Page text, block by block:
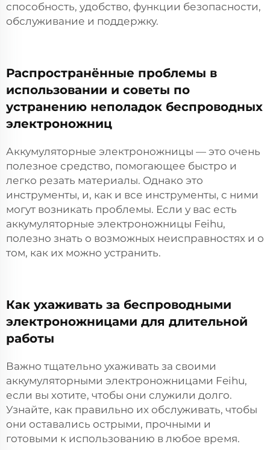
способность, удобство, функции безопасности,
обслуживание и поддержку.
Распространённые проблемы в
использовании и советы по
устранению неполадок беспроводных
электроножниц
Аккумуляторные электроножницы — это очень
полезное средство, помогающее быстро и
легко резать материалы. Однако это
инструменты, и, как и все инструменты, с ними
могут возникать проблемы. Если у вас есть
аккумуляторные электроножницы Feihu,
полезно знать о возможных неисправностях и о
том, как их можно устранить.
Как ухаживать за беспроводными
электроножницами для длительной
работы
Важно тщательно ухаживать за своими
аккумуляторными электроножницами Feihu,
если вы хотите, чтобы они служили долго.
Узнайте, как правильно их обслуживать, чтобы
они оставались острыми, прочными и
готовыми к использованию в любое время.